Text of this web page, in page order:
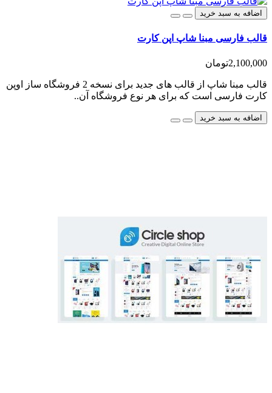
اضافه به سبد خرید
قالب فارسی مبنا شاپ اپن کارت
2,100,000تومان
قالب مبنا شاپ از قالب های جدید برای نسخه 2 فروشگاه ساز اوپن
کارت فارسی است که برای هر نوع فروشگاه آن..
اضافه به سبد خرید